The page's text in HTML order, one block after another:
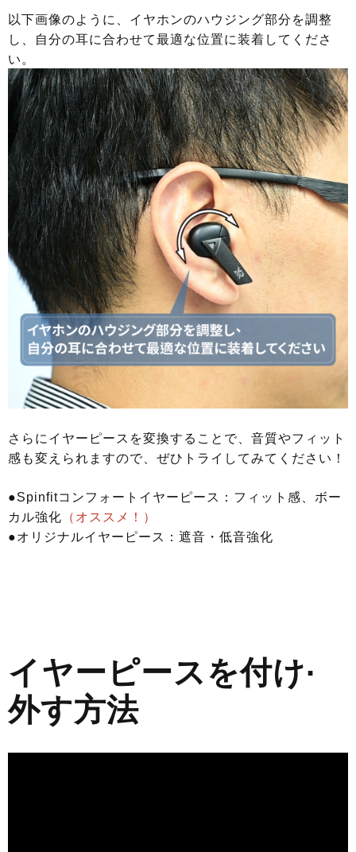
以下画像のように、イヤホンのハウジング部分を調整
し、自分の耳に合わせて最適な位置に装着してくださ
い。
さらにイヤーピースを変換することで、音質やフィット
感も変えられますので、ぜひトライしてみてください！
●Spinfitコンフォートイヤーピース：フィット感、ボー
カル強化 （オススメ！）
●オリジナルイヤーピース：遮音・低音強化
イヤーピースを付け·
外す方法